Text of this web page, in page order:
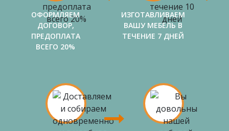
ОФОРМЛЯЕМ
ДОГОВОР,
ПРЕДОПЛАТА
ВСЕГО 20%
ИЗГОТАВЛИВАЕМ
ВАШУ МЕБЕЛЬ В
ТЕЧЕНИЕ 7 ДНЕЙ